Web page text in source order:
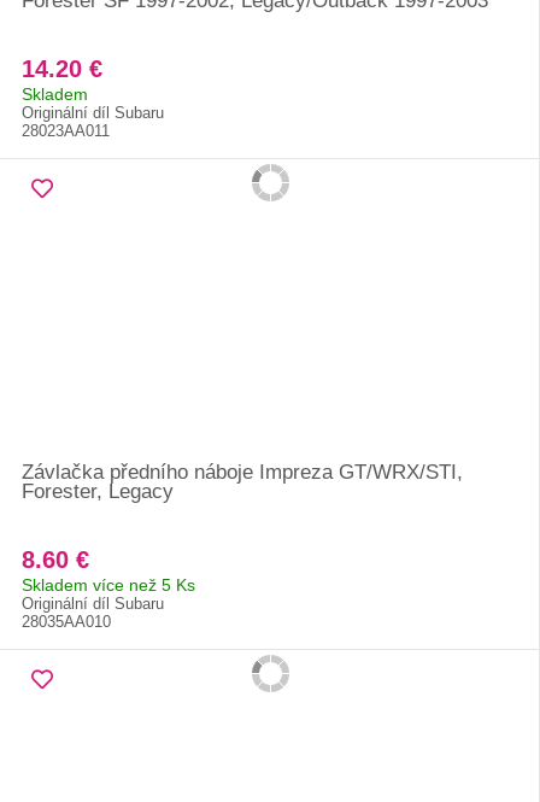
14.20 €
Skladem
Originální díl Subaru
28023AA011
Závlačka předního náboje Impreza GT/WRX/STI,
Forester, Legacy
8.60 €
Skladem více než 5 Ks
Originální díl Subaru
28035AA010